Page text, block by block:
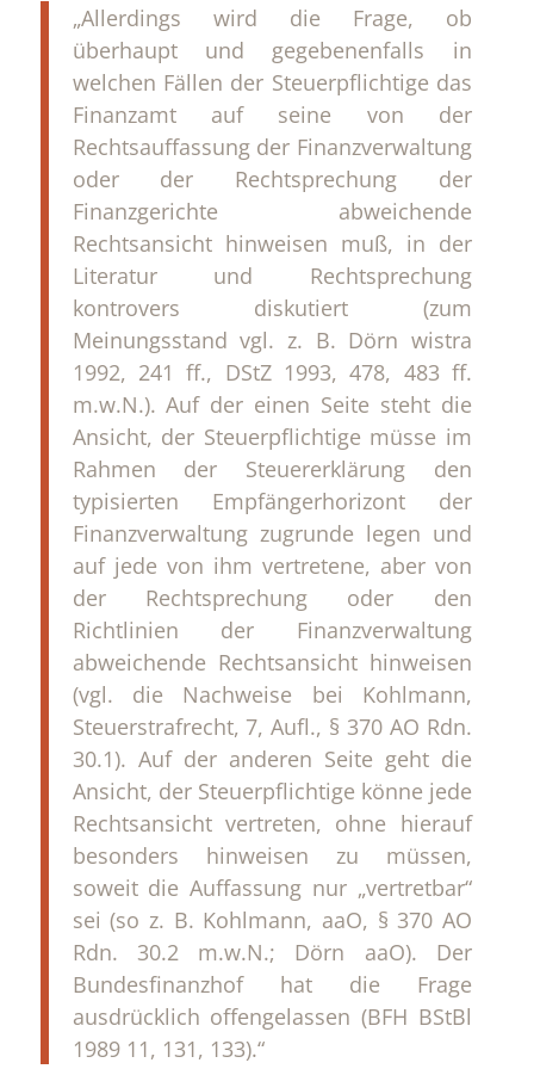
„Allerdings wird die Frage, ob
überhaupt und gegebenenfalls in
welchen Fällen der Steuerpflichtige das
Finanzamt auf seine von der
Rechtsauffassung der Finanzverwaltung
oder der Rechtsprechung der
Finanzgerichte abweichende
Rechtsansicht hinweisen muß, in der
Literatur und Rechtsprechung
kontrovers diskutiert (zum
Meinungsstand vgl. z. B. Dörn wistra
1992, 241 ff., DStZ 1993, 478, 483 ff.
m.w.N.). Auf der einen Seite steht die
Ansicht, der Steuerpflichtige müsse im
Rahmen der Steuererklärung den
typisierten Empfängerhorizont der
Finanzverwaltung zugrunde legen und
auf jede von ihm vertretene, aber von
der Rechtsprechung oder den
Richtlinien der Finanzverwaltung
abweichende Rechtsansicht hinweisen
(vgl. die Nachweise bei Kohlmann,
Steuerstrafrecht, 7, Aufl., § 370 AO Rdn.
30.1). Auf der anderen Seite geht die
Ansicht, der Steuerpflichtige könne jede
Rechtsansicht vertreten, ohne hierauf
besonders hinweisen zu müssen,
soweit die Auffassung nur „vertretbar“
sei (so z. B. Kohlmann, aaO, § 370 AO
Rdn. 30.2 m.w.N.; Dörn aaO). Der
Bundesfinanzhof hat die Frage
ausdrücklich offengelassen (BFH BStBl
1989 11, 131, 133).“